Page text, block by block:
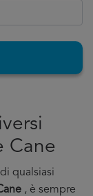
Cane
qualsiasi
, è sempre